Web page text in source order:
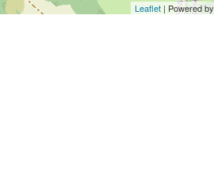
Leaflet| Powered by